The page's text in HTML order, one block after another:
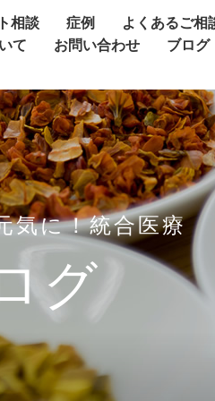
相談 症例
よくあるご相
て お問い合わせ
ブログ
気に！統合医療
グ